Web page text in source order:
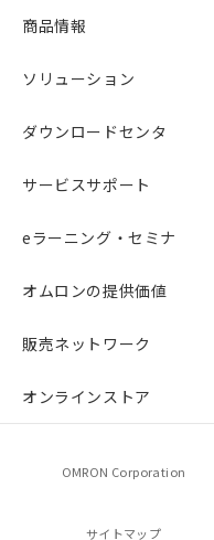
商品情報
ソリューション
ダウンロードセンタ
サービスサポート
eラーニング・セミナ
オムロンの提供価値
販売ネットワーク
オンラインストア
OMRON Corporation
サイトマップ